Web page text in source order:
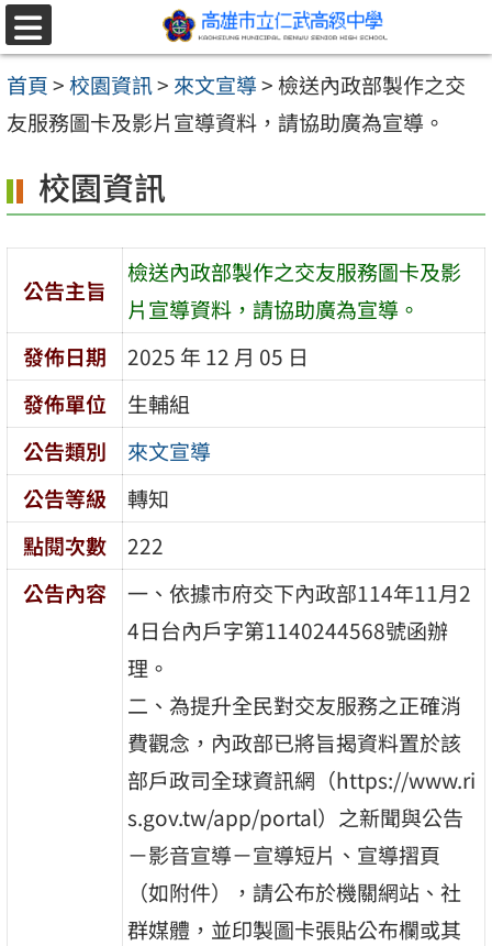
跳至主要內容區
選
單
首頁>校園資訊> 來文宣導> 檢送內政部製作之交
友服務圖卡及影片宣導資料，請協助廣為宣導。
校園資訊
公告主旨
檢送內政部製作之交友服務圖卡及影
片宣導資料，請協助廣為宣導。
發佈日期
2025 年 12 月 05 日
發佈單位
生輔組
公告類別
來文宣導
公告等級
轉知
點閱次數
222
公告內容
一、依據市府交下內政部114年11月2
4日台內戶字第1140244568號函辦
理。
二、為提升全民對交友服務之正確消
費觀念，內政部已將旨揭資料置於該
部戶政司全球資訊網（https://www.ri
s.gov.tw/app/portal）之新聞與公告
－影音宣導－宣導短片、宣導摺頁
（如附件），請公布於機關網站、社
群媒體，並印製圖卡張貼公布欄或其